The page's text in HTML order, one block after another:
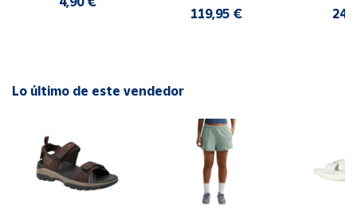
HOMBRE
119,95 €
Lo último de este vendedor